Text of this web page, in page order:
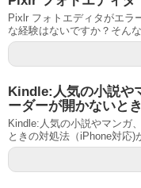
Pixlr フォトエディタがエラ
な経験はないですか？そん
Kindle:人気の小説や
ーダーが開かないと
Kindle:人気の小説やマンガ
ときの対処法（iPhone対応)